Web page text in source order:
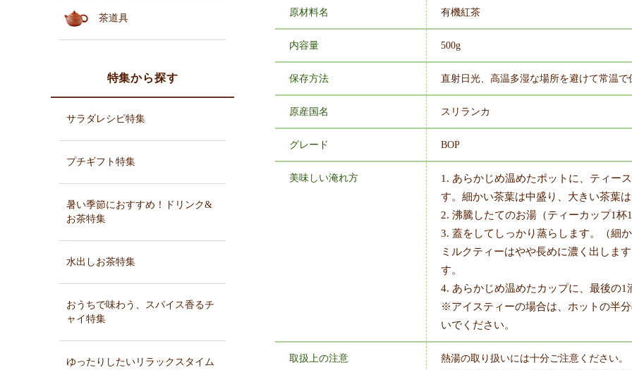
原材料名 有機紅茶
内容量 500g
保存方法 直射日光、高温多湿な場所を避けて常温で
原産国名 スリランカ
グレード BOP
美味しい淹れ方
1. あらかじめ温めたポットに、ティー
す。細かい茶葉は中盛り、大きい茶葉は
2. 沸騰したてのお湯（ティーカップ1杯
3. 蓋をしてしっかり蒸らします。（細
ミルクティーはやや長めに濃く出しま
す。
4. あらかじめ温めたカップに、最後の1
※アイスティーの場合は、ホットの半
いでください。
取扱上の注意
熱湯の取り扱いには十分ご注意ください。
茶道具
特集から探す
サラダレシピ特集
プチギフト特集
暑い季節におすすめ！ドリンク&
お茶特集
水出しお茶特集
おうちで味わう、スパイス香るチ
ャイ特集
ゆったりしたいリラックスタイム